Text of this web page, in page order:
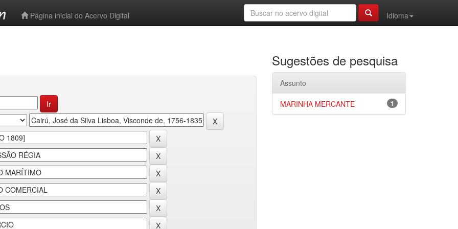
Página inicial do Acervo Digital
Idioma
Sugestões de pesquisa
Assunto
1
MARINHA MERCANTE